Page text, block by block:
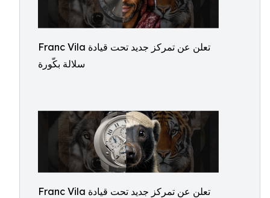
Franc Vila تعلن عن تمركز جديد تحت قيادة
سلالة بكّورة
Franc Vila تعلن عن تمركز جديد تحت قيادة